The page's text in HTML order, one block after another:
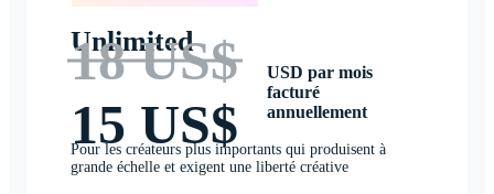
Unlimited
18 US$
15 US$
USD par mois
facturé
annuellement
Pour les créateurs plus importants qui produisent à
grande échelle et exigent une liberté créative